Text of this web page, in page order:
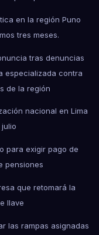
en la región Puno
tres meses.
tras denuncias
especializada contra
de la región
nacional en Lima
para exigir pago de
pensiones
que retomará la
Ilave
las rampas asignadas